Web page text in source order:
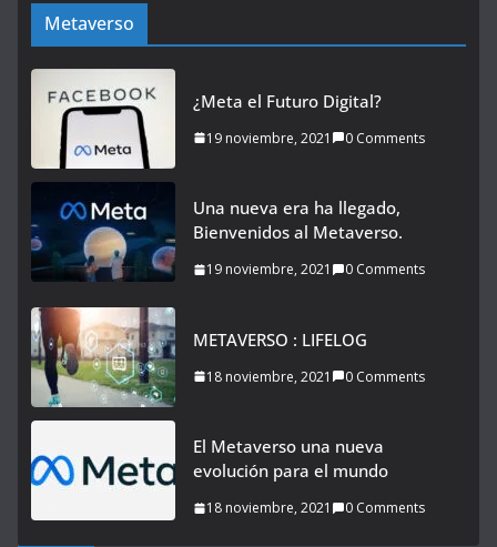
Metaverso
¿Meta el Futuro Digital?
19 noviembre, 2021 0 Comments
Una nueva era ha llegado,
Bienvenidos al Metaverso.
19 noviembre, 2021 0 Comments
METAVERSO : LIFELOG
18 noviembre, 2021 0 Comments
El Metaverso una nueva
evolución para el mundo
18 noviembre, 2021 0 Comments